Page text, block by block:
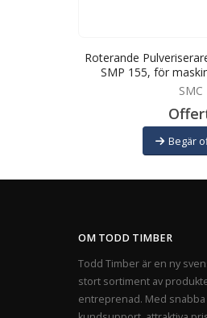
Roterande
SMP 155, för
SMC
Begär
OM TODD TIMBER
Todd Timber är en ny
stort sortiment av
entreprenad. Med